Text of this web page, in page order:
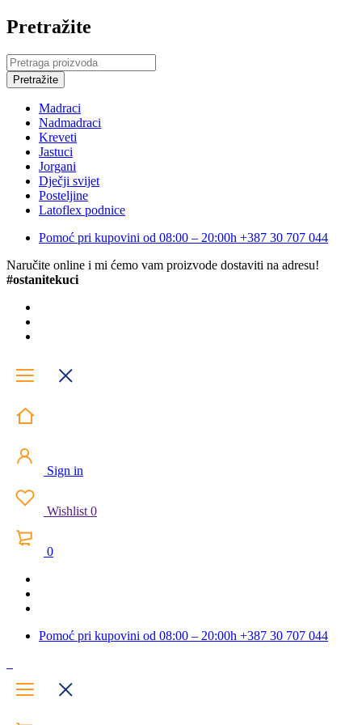
Pretražite
Madraci
Nadmadraci
Kreveti
Jastuci
Jorgani
Dječji svijet
Posteljine
Latoflex podnice
Pomoć pri kupovini od 08:00 – 20:00h +387 30 707 044
Naručite online i mi ćemo vam proizvode dostaviti na adresu!
#ostanitekuci
Sign in
Wishlist 0
0
Pomoć pri kupovini od 08:00 – 20:00h +387 30 707 044